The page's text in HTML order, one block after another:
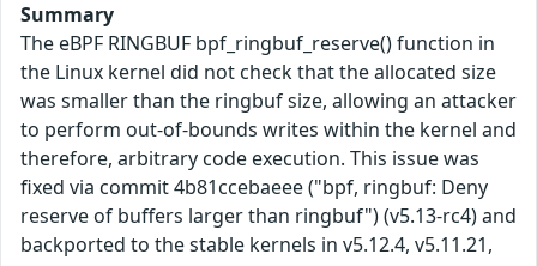
Summary
The eBPF RINGBUF bpf_ringbuf_reserve() function in
the Linux kernel did not check that the allocated size
was smaller than the ringbuf size, allowing an attacker
to perform out-of-bounds writes within the kernel and
therefore, arbitrary code execution. This issue was
fixed via commit 4b81ccebaeee ("bpf, ringbuf: Deny
reserve of buffers larger than ringbuf") (v5.13-rc4) and
backported to the stable kernels in v5.12.4, v5.11.21,